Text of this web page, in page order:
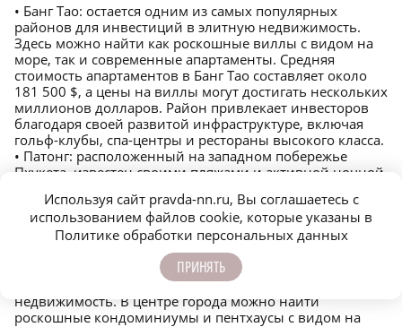
• Банг Тао: остается одним из самых популярных
районов для инвестиций в элитную недвижимость.
Здесь можно найти как роскошные виллы с видом на
море, так и современные апартаменты. Средняя
стоимость апартаментов в Банг Тао составляет около
181 500 $, а цены на виллы могут достигать нескольких
миллионов долларов. Район привлекает инвесторов
благодаря своей развитой инфраструктуре, включая
гольф-клубы, спа-центры и рестораны высокого класса.
• Патонг: расположенный на западном побережье
Пхукета, известен своими пляжами и активной ночной
составляет 379 573 $, а цены на виллы могут достигать
5 264 105 $. Патонг привлекает инвесторов благодаря
высокому потенциалу арендного дохода и
постоянному спросу со стороны туристов.
• Бангкок: столица Таиланда, Бангкок, также остается
важным центром для инвестиций в элитную
недвижимость. В центре города можно найти
роскошные кондоминиумы и пентхаусы с видом на
Используя сайт pravda-nn.ru, Вы соглашаетесь с
использованием файлов cookie, которые указаны в
Политике обработки персональных данных
ПРИНЯТЬ